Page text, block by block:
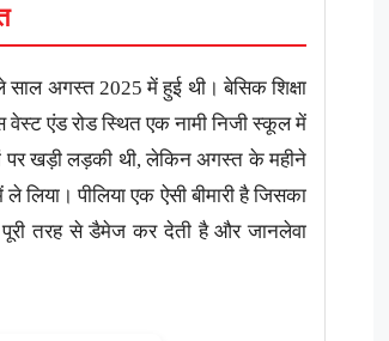
अगस्त 2025 में हुई थी। बेसिक शिक्षा
वेस्ट एंड रोड स्थित एक नामी निजी स्कूल में
पर खड़ी लड़की थी, लेकिन अगस्त के महीने
पीलिया एक ऐसी बीमारी है जिसका
तरह से डैमेज कर देती है और जानलेवा